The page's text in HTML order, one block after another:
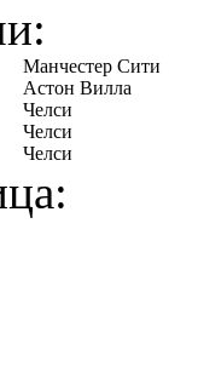
Манчестер Сити
Астон Вилла
Челси
Челси
Челси